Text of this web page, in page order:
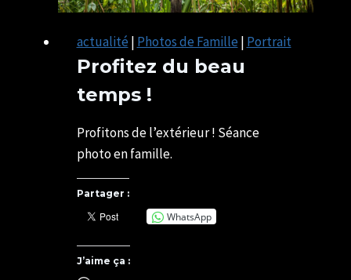
actualité | Photos de Famille | Portrait
Profitez du beau
temps !
Profitons de l’extérieur ! Séance
photo en famille.
Partager :
WhatsApp
J’aime ça :